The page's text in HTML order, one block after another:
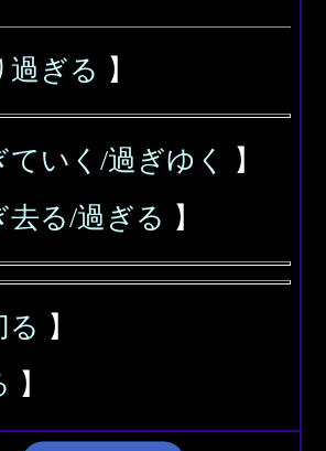
過ぎる 】
ていく/過ぎゆく
】
去る/過ぎる 】
る 】
】